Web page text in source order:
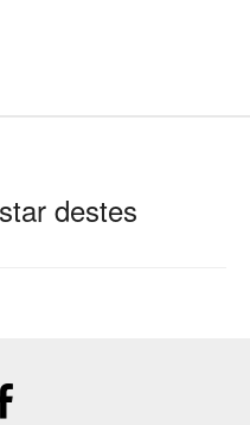
destes